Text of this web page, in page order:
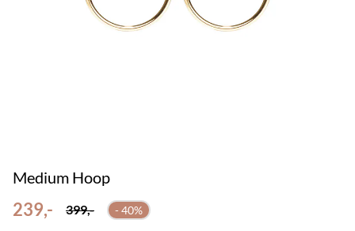
Medium Hoop
239,- 399,- - 40%